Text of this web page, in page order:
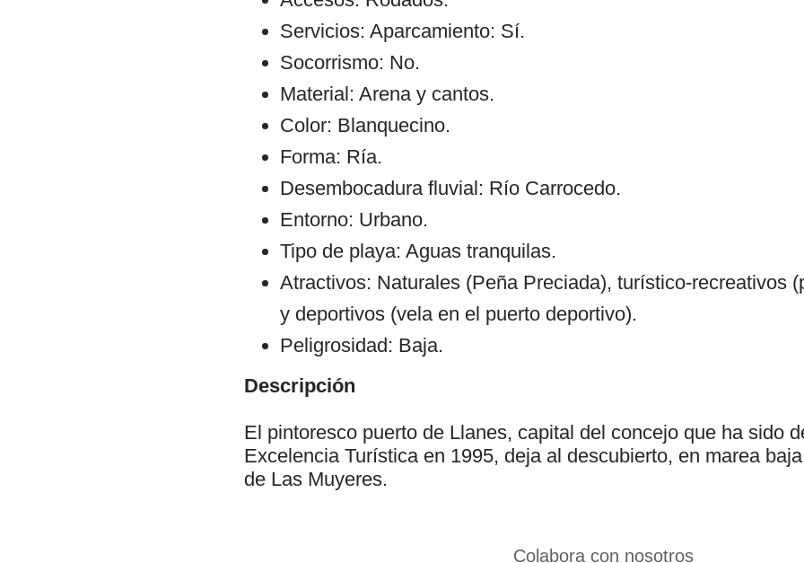
Servicios: Aparcamiento: Sí.
Socorrismo: No.
Material: Arena y cantos.
Color: Blanquecino.
Forma: Ría.
Desembocadura fluvial: Río Carrocedo.
Entorno: Urbano.
Tipo de playa: Aguas tranquilas.
Atractivos: Naturales (Peña Preciada), turístico-recreativos
y deportivos (vela en el puerto deportivo).
Peligrosidad: Baja.
Descripción
El pintoresco puerto de Llanes, capital del concejo que ha sido
Excelencia Turística en 1995, deja al descubierto, en marea
de Las Muyeres.
Colabora con nosotros